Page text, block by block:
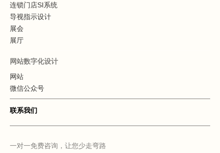
一对一免费咨询，让您少走弯路
连锁门店SI系统
导视指示设计
展会
展厅
网站数字化设计
网站
微信公众号
联系我们